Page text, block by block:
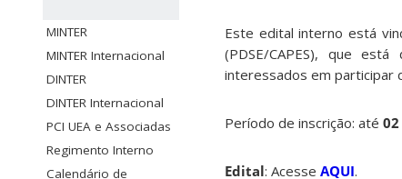
MINTER
MINTER Internacional
DINTER
DINTER Internacional
PCI UEA e Associadas
Regimento Interno
Calendário de
Este edital interno está
(PDSE/CAPES), que
interessados em participar
Período de inscrição: até
Edital: Acesse AQUI.